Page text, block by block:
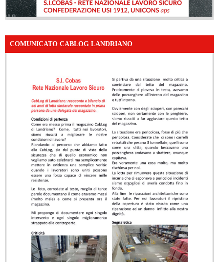
COMUNICATO CABLOG LANDRIANO